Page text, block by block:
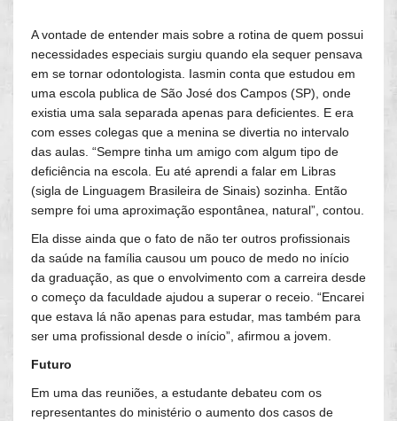
A vontade de entender mais sobre a rotina de quem possui
necessidades especiais surgiu quando ela sequer pensava
em se tornar odontologista. Iasmin conta que estudou em
uma escola publica de São José dos Campos (SP), onde
existia uma sala separada apenas para deficientes. E era
com esses colegas que a menina se divertia no intervalo
das aulas. “Sempre tinha um amigo com algum tipo de
deficiência na escola. Eu até aprendi a falar em Libras
(sigla de Linguagem Brasileira de Sinais) sozinha. Então
sempre foi uma aproximação espontânea, natural”, contou.
Ela disse ainda que o fato de não ter outros profissionais
da saúde na família causou um pouco de medo no início
da graduação, as que o envolvimento com a carreira desde
o começo da faculdade ajudou a superar o receio. “Encarei
que estava lá não apenas para estudar, mas também para
ser uma profissional desde o início”, afirmou a jovem.
Futuro
Em uma das reuniões, a estudante debateu com os
representantes do ministério o aumento dos casos de